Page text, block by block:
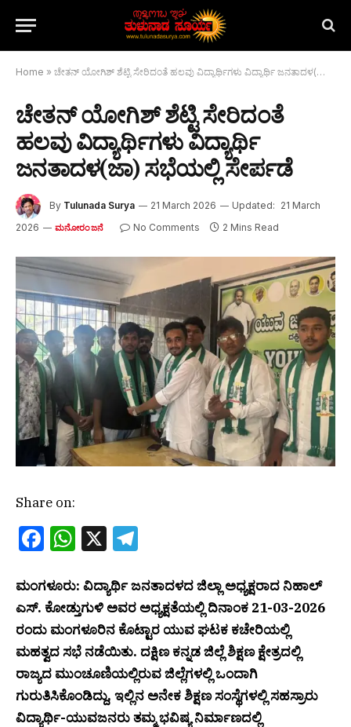
Home » ಚೇತನ್ ಯೋಗಿಶ್ ಶೆಟ್ಟಿ ಸೇರಿದಂತೆ ಹಲವು ವಿದ್ಯಾರ್ಥಿಗಳು ವಿದ್ಯಾರ್ಥಿ ಜನತಾದಳ(ಜಾ) ಸಭೆಯಲ್ಲಿ ಸೇರ್ಪಡೆ
ಚೇತನ್ ಯೋಗಿಶ್ ಶೆಟ್ಟಿ ಸೇರಿದಂತೆ
ಹಲವು ವಿದ್ಯಾರ್ಥಿಗಳು ವಿದ್ಯಾರ್ಥಿ
ಜನತಾದಳ(ಜಾ) ಸಭೆಯಲ್ಲಿ ಸೇರ್ಪಡೆ
By Tulunada Surya 21 March 2026 Updated: 21 March
2026
ಮನೋರಂಜನೆ No Comments 2 Mins Read
Share on:
Facebook
WhatsApp
X
ಮಂಗಳೂರು: ವಿದ್ಯಾರ್ಥಿ ಜನತಾದಳದ ಜಿಲ್ಲಾ ಅಧ್ಯಕ್ಷರಾದ ನಿಹಾಲ್
ಎಸ್. ಕೋಡ್ತುಗುಳಿ ಅವರ ಅಧ್ಯಕ್ಷತೆಯಲ್ಲಿ ದಿನಾಂಕ 21-03-2026
ರಂದು ಮಂಗಳೂರಿನ ಕೊಟ್ಟಾರ ಯುವ ಘಟಕ ಕಚೇರಿಯಲ್ಲಿ
ಮಹತ್ವದ ಸಭೆ ನಡೆಯಿತು. ದಕ್ಷಿಣ ಕನ್ನಡ ಜಿಲ್ಲೆ ಶಿಕ್ಷಣ ಕ್ಷೇತ್ರದಲ್ಲಿ
ರಾಜ್ಯದ ಮುಂಚೂಣಿಯಲ್ಲಿರುವ ಜಿಲ್ಲೆಗಳಲ್ಲಿ ಒಂದಾಗಿ
ಗುರುತಿಸಿಕೊಂಡಿದ್ದು, ಇಲ್ಲಿನ ಅನೇಕ ಶಿಕ್ಷಣ ಸಂಸ್ಥೆಗಳಲ್ಲಿ ಸಹಸ್ರಾರು
ವಿದ್ಯಾರ್ಥಿ-ಯುವಜನರು ತಮ್ಮ ಭವಿಷ್ಯ ನಿರ್ಮಾಣದಲ್ಲಿ